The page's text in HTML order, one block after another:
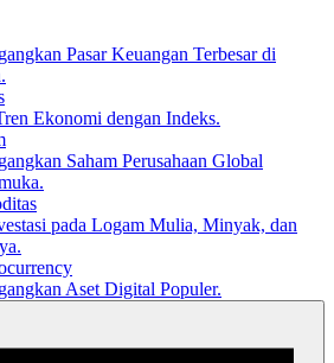
Pasar Keuangan Terbesar di
Ekonomi dengan Indeks.
Saham Perusahaan Global
pada Logam Mulia, Minyak, dan
Aset Digital Populer.